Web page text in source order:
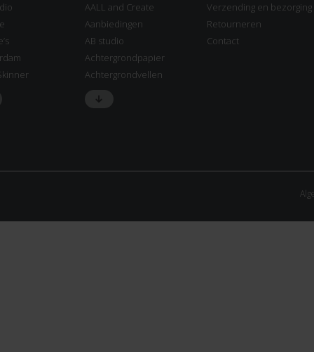
AALL and Create
Aanbiedingen
AB studio
Achtergrondpapier
Achtergrondvellen
Verzending en bezorging
Retourneren
Contact